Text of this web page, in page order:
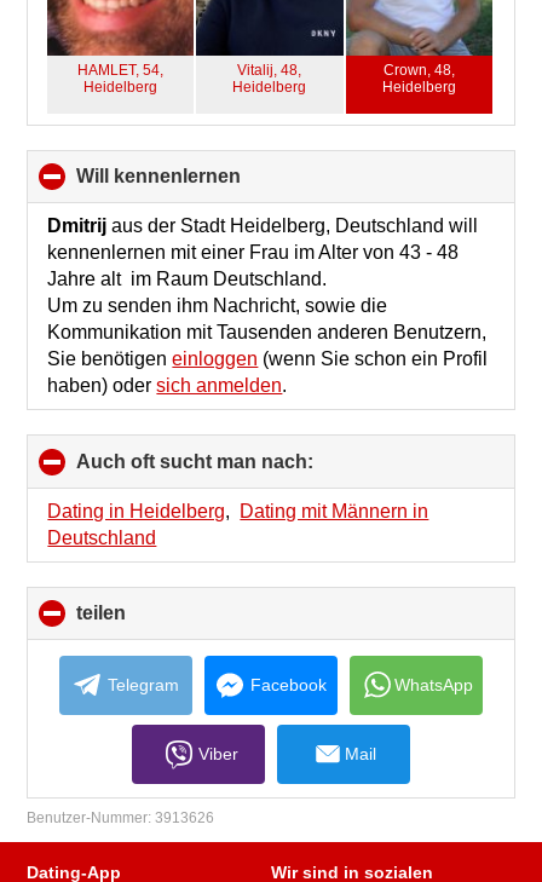
HAMLET, 54,
Heidelberg
Vitalij, 48,
Heidelberg
Crown, 48,
Heidelberg
will kennenlernen
to
collapse
contents
Dmitrij aus der Stadt Heidelberg, Deutschland will
kennenlernen mit einer Frau im Alter von 43 - 48
Jahre alt im Raum Deutschland.
Um zu senden ihm Nachricht, sowie die
Kommunikation mit Tausenden anderen Benutzern,
Sie benötigeneinloggen (wenn Sie schon ein Profil
haben) odersich anmelden.
Auch oft sucht man nach:
to
collapse
Dating in Heidelberg, Dating mit Männern in
Deutschland
teilen
to
collapse
contents
Telegram Facebook WhatsApp
Viber Mail
Benutzer-Nummer:3913626
Dating-App Wir sind in sozialen